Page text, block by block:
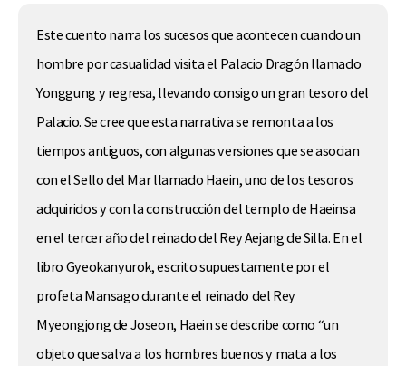
Este cuento narra los sucesos que acontecen cuando un
hombre por casualidad visita el Palacio Dragón llamado
Yonggung y regresa, llevando consigo un gran tesoro del
Palacio. Se cree que esta narrativa se remonta a los
tiempos antiguos, con algunas versiones que se asocian
con el Sello del Mar llamado Haein, uno de los tesoros
adquiridos y con la construcción del templo de Haeinsa
en el tercer año del reinado del Rey Aejang de Silla. En el
libro Gyeokanyurok, escrito supuestamente por el
profeta Mansago durante el reinado del Rey
Myeongjong de Joseon, Haein se describe como “un
objeto que salva a los hombres buenos y mata a los